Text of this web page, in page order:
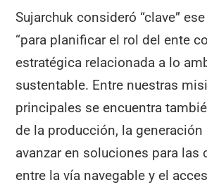
Sujarchuk consideró “clave”
“para planificar el rol del ente
estratégica relacionada a lo
sustentable. Entre nuestras
principales se encuentra
de la producción, la
avanzar en soluciones para las
entre la vía navegable y el